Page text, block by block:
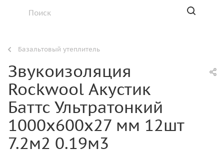
Базальтовый утеплитель
Звукоизоляция
Rockwool Акустик
Баттс Ультратонкий
1000х600х27 мм 12шт
7.2м2 0.19м3